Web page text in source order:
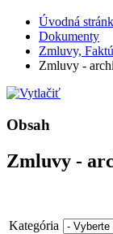
Úvodná
Dokumenty
Zmluvy,
Zmluvy -
Obsah
Zmluvy -
Kategória